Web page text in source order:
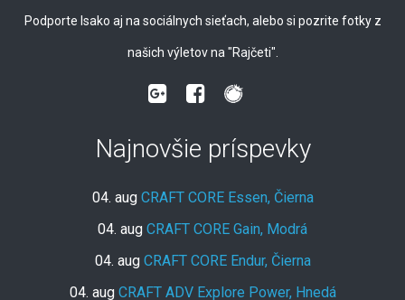
Podporte Isako aj na sociálnych sieťach, alebo si pozrite fotky z
našich výletov na "Rajčeti".
Najnovšie príspevky
04. aug CRAFT CORE Essen, Čierna
04. aug CRAFT CORE Gain, Modrá
04. aug CRAFT CORE Endur, Čierna
04. aug CRAFT ADV Explore Power, Hnedá